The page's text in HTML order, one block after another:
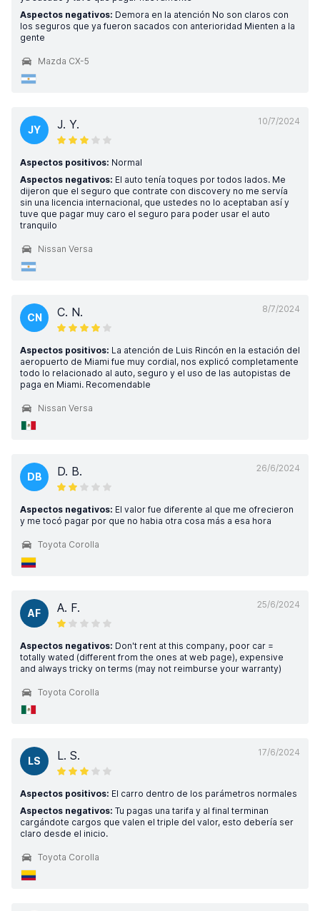
Aspectos negativos: Demora en la atención No son claros con
los seguros que ya fueron sacados con anterioridad Mienten a la
gente
Mazda CX-5
10/7/2024
JY J. Y.
Aspectos positivos: Normal
Aspectos negativos: El auto tenía toques por todos lados. Me
dijeron que el seguro que contrate con discovery no me servía
sin una licencia internacional, que ustedes no lo aceptaban así y
tuve que pagar muy caro el seguro para poder usar el auto
tranquilo
Nissan Versa
8/7/2024
CN C. N.
Aspectos positivos: La atención de Luis Rincón en la estación del
aeropuerto de Miami fue muy cordial, nos explicó completamente
todo lo relacionado al auto, seguro y el uso de las autopistas de
paga en Miami. Recomendable
Nissan Versa
26/6/2024
DB D. B.
Aspectos negativos: El valor fue diferente al que me ofrecieron
y me tocó pagar por que no habia otra cosa más a esa hora
Toyota Corolla
25/6/2024
AF A. F.
Aspectos negativos: Don't rent at this company, poor car =
totally wated (different from the ones at web page), expensive
and always tricky on terms (may not reimburse your warranty)
Toyota Corolla
17/6/2024
LS L. S.
Aspectos positivos: El carro dentro de los parámetros normales
Aspectos negativos: Tu pagas una tarifa y al final terminan
cargándote cargos que valen el triple del valor, esto debería ser
claro desde el inicio.
Toyota Corolla